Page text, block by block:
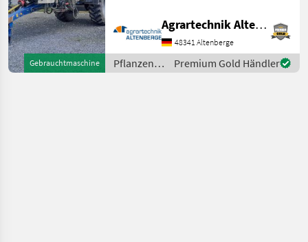
Gebrauchtmaschine
klappbar 8000 ltr., 30 m
Gestänge, Hydr. Klappbar,
Comet Sternpumpe
Tandem, Untenanhängung,
Druckluftgebremst, Gele
Agrartechnik Altenberge GmbH
48341 Altenberge
Pflanzenschutz
/ Inuma
Premium Gold Händler